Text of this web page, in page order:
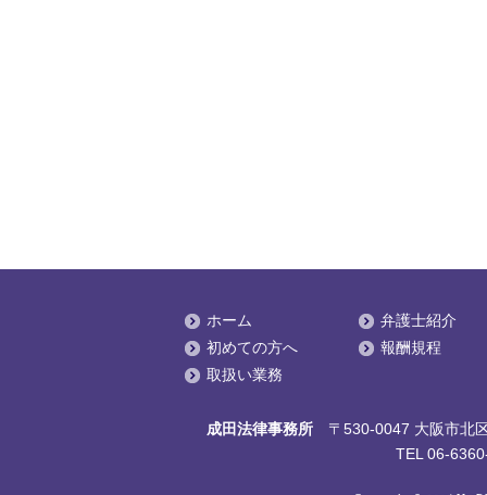
ホーム
初めての方へ
取扱い業務
弁護士紹介
報酬規程
成田法律事務所〒530-0047 大阪市北区
TEL 06-